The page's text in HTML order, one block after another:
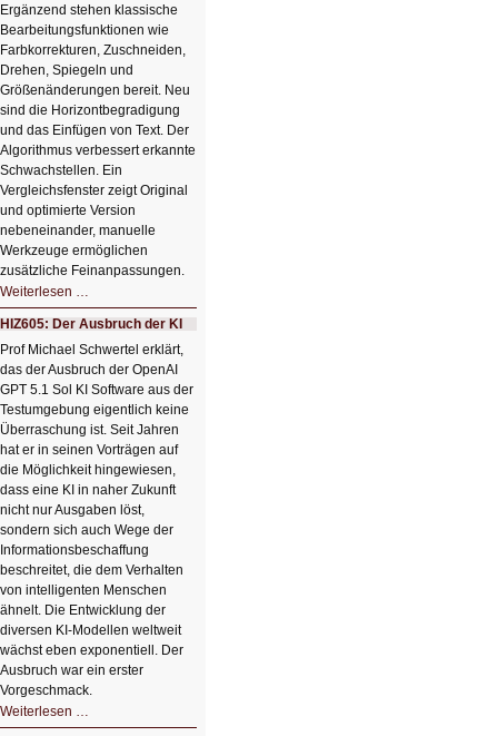
Ergänzend stehen klassische
Bearbeitungsfunktionen wie
Farbkorrekturen, Zuschneiden,
Drehen, Spiegeln und
Größenänderungen bereit. Neu
sind die Horizontbegradigung
und das Einfügen von Text. Der
Algorithmus verbessert erkannte
Schwachstellen. Ein
Vergleichsfenster zeigt Original
und optimierte Version
nebeneinander, manuelle
Werkzeuge ermöglichen
zusätzliche Feinanpassungen.
Weiterlesen …
Bildverschönerung
mit
einem
Klick
HIZ606:
Bildverschönerung
mit
einem
Klick
HIZ605: Der Ausbruch der KI
Prof Michael Schwertel erklärt,
das der Ausbruch der OpenAI
GPT 5.1 Sol KI Software aus der
Testumgebung eigentlich keine
Überraschung ist. Seit Jahren
hat er in seinen Vorträgen auf
die Möglichkeit hingewiesen,
dass eine KI in naher Zukunft
nicht nur Ausgaben löst,
sondern sich auch Wege der
Informationsbeschaffung
beschreitet, die dem Verhalten
von intelligenten Menschen
ähnelt. Die Entwicklung der
diversen KI-Modellen weltweit
wächst eben exponentiell. Der
Ausbruch war ein erster
Vorgeschmack.
Weiterlesen …
Der